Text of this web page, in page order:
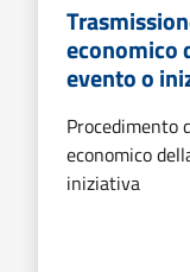
economico
evento o
Procedimento
economico
iniziativa